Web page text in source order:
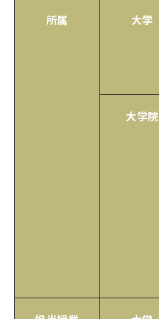
所属 大学
大学院